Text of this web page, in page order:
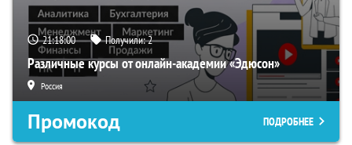
21:17:59 Получили:2
Различные курсы от онлайн-академии «Эдюсон»
Россия
Промокод ПОДРОБНЕЕ